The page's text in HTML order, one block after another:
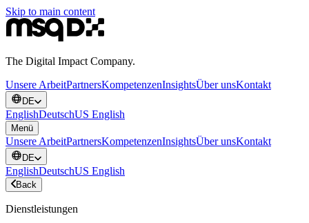
Skip to main content
The Digital Impact Company.
Unsere ArbeitPartnersKompetenzenInsightsÜber unsKontakt
DE
EnglishDeutschUS English
Menü
Unsere ArbeitPartnersKompetenzenInsightsÜber unsKontakt
DE
EnglishDeutschUS English
Back
Dienstleistungen